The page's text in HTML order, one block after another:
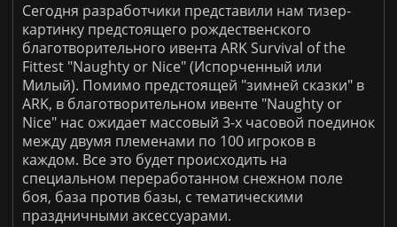
Сегодня разработчики представили нам тизер-
картинку предстоящего рождественского
благотворительного ивента ARK Survival of the
Fittest "Naughty or Nice" (Испорченный или
Милый). Помимо предстоящей "зимней сказки" в
ARK, в благотворительном ивенте "Naughty or
Nice" нас ожидает массовый 3-х часовой поединок
между двумя племенами по 100 игроков в
каждом. Все это будет происходить на
специальном переработанном снежном поле
боя, база против базы, с тематическими
праздничными аксессуарами.